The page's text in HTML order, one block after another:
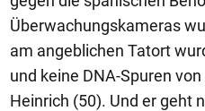
Überwachungskameras
am angeblichen Tatort
und keine DNA-Spuren
Heinrich (50). Und er geht